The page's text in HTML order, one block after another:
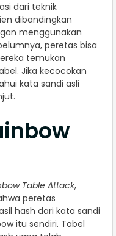
dari teknik
dibandingkan
menggunakan
peretas bisa
temukan
Jika kecocokan
kata sandi asli
Table Attack,
peretas
hash dari kata sandi
itu sendiri. Tabel